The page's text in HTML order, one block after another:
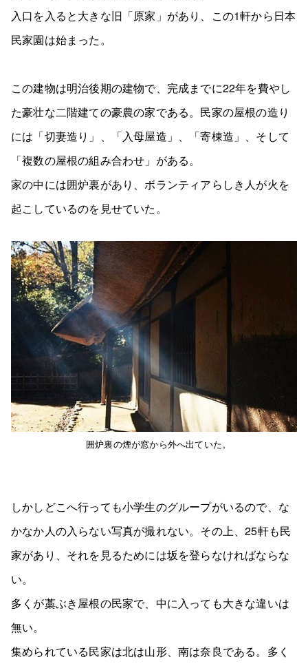
入口を入ると大きな旧「原家」があり、この1軒から日本
民家園は始まった。
この建物は明治後期の建物で、完成までに22年を費やし
た豪壮な二階建ての豪農の家である。民家の屋根の造り
には「切妻造り」、「入母屋造」、「寄棟造」、そして
「複数の屋根の組み合わせ」がある。
家の中には囲炉裏があり、ボランティアらしき人が火を
起こしているのを見せていた。
囲炉裏の煙が窓から外へ出ていた。
しかしどこへ行っても小学生のグループがいるので、な
かなか人の入らない写真が撮れない。その上、25軒も民
家があり、それを見るためには坂を登らなければならな
い。
多くが藁ぶき屋根の民家で、中に入っても大きな違いは
無い。
集められている民家は北は山形、南は奈良である。多く